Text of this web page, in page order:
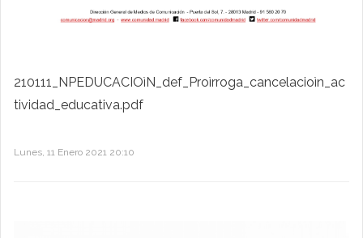
210111_NPEDUCACIOìN_def_Proìrroga_cancelacioìn_ac
tividad_educativa.pdf
Lunes, 11 Enero 2021 20:10